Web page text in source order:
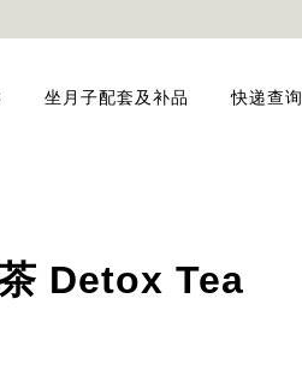
坐月子配套及补品 快递查询
Detox Tea